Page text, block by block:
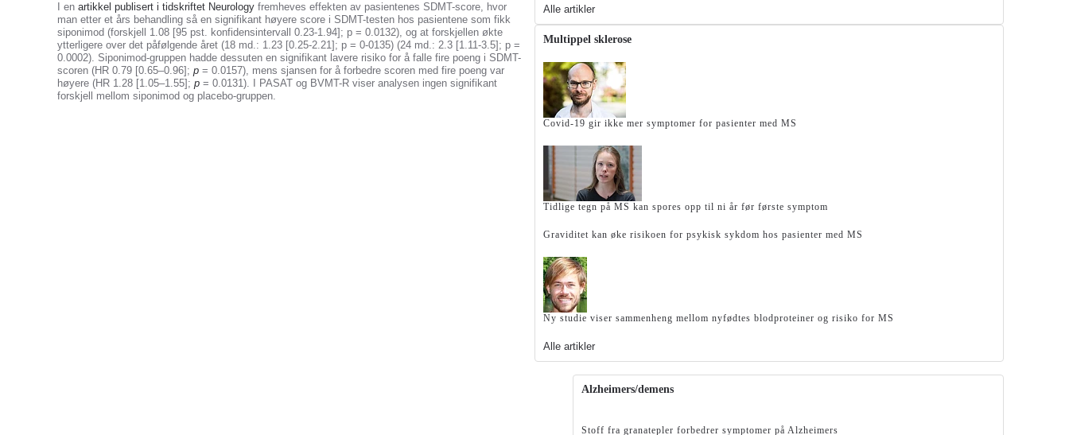
I en artikkel publisert i tidskriftet Neurology fremheves effekten av pasientenes SDMT-score, hvor
man etter et års behandling så en signifikant høyere score i SDMT-testen hos pasientene som fikk
siponimod (forskjell 1.08 [95 pst. konfidensintervall 0.23-1.94]; p = 0.0132), og at forskjellen økte
ytterligere over det påfølgende året (18 md.: 1.23 [0.25-2.21]; p = 0-0135) (24 md.: 2.3 [1.11-3.5]; p =
0.0002). Siponimod-gruppen hadde dessuten en signifikant lavere risiko for å falle fire poeng i SDMT-
scoren (HR 0.79 [0.65–0.96]; p = 0.0157), mens sjansen for å forbedre scoren med fire poeng var
høyere (HR 1.28 [1.05–1.55]; p = 0.0131). I PASAT og BVMT-R viser analysen ingen signifikant
forskjell mellom siponimod og placebo-gruppen.
Alle artikler
Multippel sklerose
Covid-19 gir ikke mer symptomer for pasienter med MS
Tidlige tegn på MS kan spores opp til ni år før første symptom
Graviditet kan øke risikoen for psykisk sykdom hos pasienter med MS
Ny studie viser sammenheng mellom nyfødtes blodproteiner og risiko for MS
Alle artikler
Alzheimers/demens
Stoff fra granatepler forbedrer symptomer på Alzheimers